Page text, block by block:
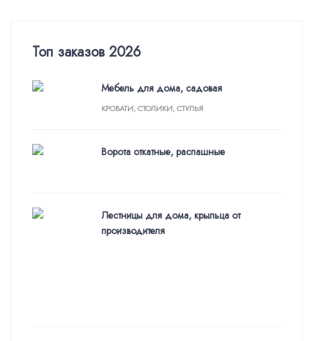
Топ заказов 2026
Мебель для дома, садовая
КРОВАТИ, СТОЛИКИ, СТУЛЬЯ
Ворота откатные, распашные
Лестницы для дома, крыльца от
производителя